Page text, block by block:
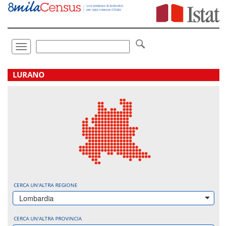
Vai
direttamente
Toggle
navigation
LURANO
CERCA UN'ALTRA REGIONE
Lombardia
CERCA UN'ALTRA PROVINCIA